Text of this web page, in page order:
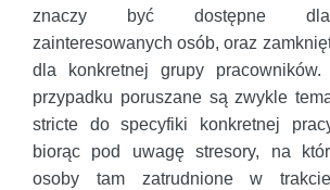
znaczy być dostępne dla
zainteresowanych osób, oraz
dla konkretnej grupy
przypadku poruszane są zwykle
stricte do specyfiki konkretnej
biorąc pod uwagę stresory, na
osoby tam zatrudnione w